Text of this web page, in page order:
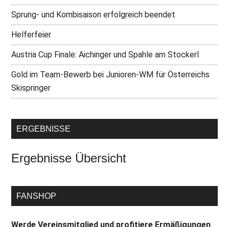
Sprung- und Kombisaison erfolgreich beendet
Helferfeier
Austria Cup Finale: Aichinger und Spahle am Stockerl
Gold im Team-Bewerb bei Junioren-WM für Österreichs
Skispringer
ERGEBNISSE
Ergebnisse Übersicht
FANSHOP
Werde Vereinsmitglied und profitiere Ermäßigungen